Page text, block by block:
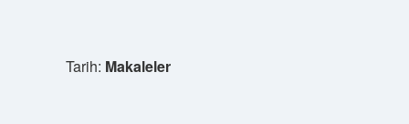
Tarih: Makaleler